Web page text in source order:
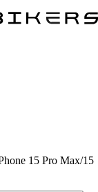
15 Pro Max/15